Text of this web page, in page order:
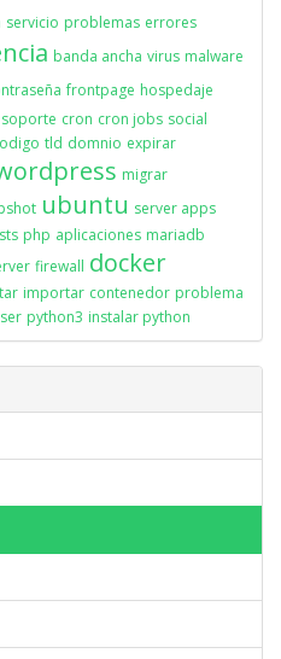
servicio problemas errores
banda ancha virus malware
frontpage hospedaje
soporte cron cron jobs social
tld domnio expirar
migrar
ubuntu server apps
php aplicaciones mariadb
firewall docker
importar contenedor problema
python3 instalar python